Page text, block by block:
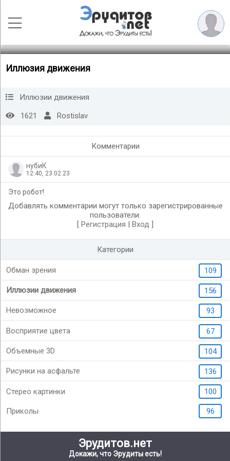
Иллюзия движения
Иллюзии движения
1621
Rostislav
Комментарии
нубиК
12:40, 23.02.23
Это робот!
Добавлять комментарии могут только зарегистрированные
пользователи.
[ Регистрация | Вход ]
Категории
Обман зрения 109
Иллюзии движения 156
Невозможное 93
Восприятие цвета 67
Объемные 3D 104
Рисунки на асфальте 136
Стерео картинки 100
Приколы 96
Эрудитов.нет
Докажи, что Эрудиты есть!